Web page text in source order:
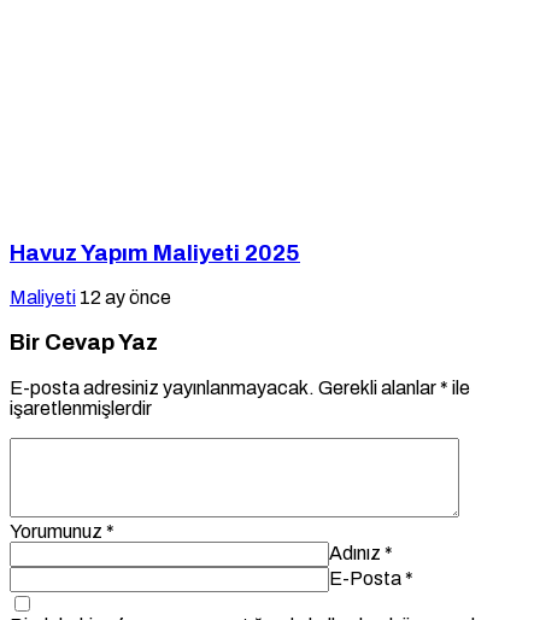
Havuz Yapım Maliyeti 2025
Maliyeti 12 ay önce
Bir Cevap Yaz
E-posta adresiniz yayınlanmayacak. Gerekli alanlar* ile
işaretlenmişlerdir
Yorumunuz *
Adınız *
E-Posta*